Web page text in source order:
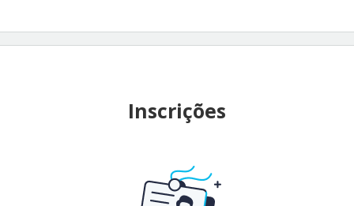
Inscrições